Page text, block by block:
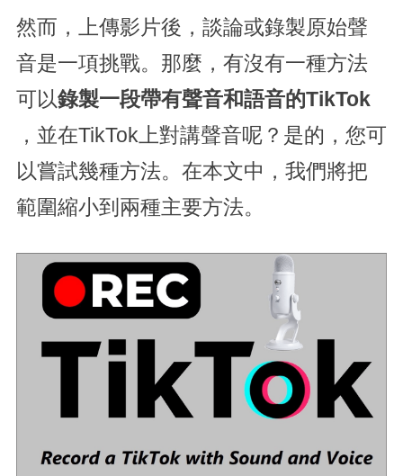
然而，上傳影片後，談論或錄製原始聲
音是一項挑戰。那麼，有沒有一種方法
可以錄製一段帶有聲音和語音的TikTok
，並在TikTok上對講聲音呢？是的，您可
以嘗試幾種方法。在本文中，我們將把
範圍縮小到兩種主要方法。